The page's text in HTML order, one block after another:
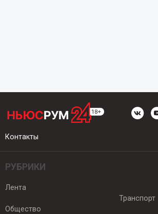
Контакты
РУБРИКИ
Лента
Общество
Транспорт